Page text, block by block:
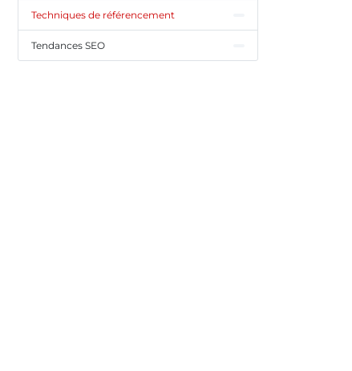
Techniques de référencement
Tendances SEO